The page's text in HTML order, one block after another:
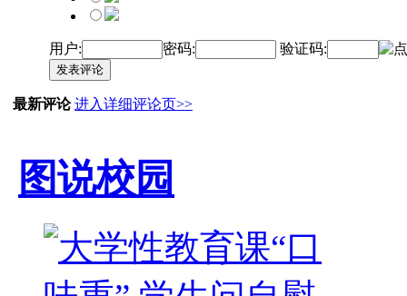
用户: 密码: 验证码:
发表评论
最新评论 进入详细评论页>>
图说校园